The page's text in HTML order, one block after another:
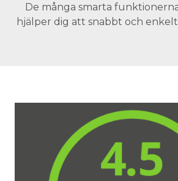
De många smarta
hjälper dig att snabbt och